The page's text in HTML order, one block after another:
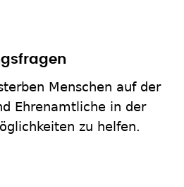
Menschen auf der
Ehrenamtliche in der
zu helfen.